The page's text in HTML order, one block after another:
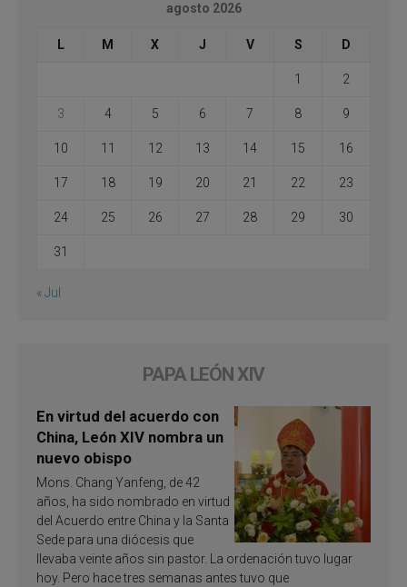
agosto 2026
L M X J V S D
1 2
3 4 5 6 7 8 9
10 11 12 13 14 15 16
17 18 19 20 21 22 23
24 25 26 27 28 29 30
31
« Jul
PAPA LEÓN XIV
En virtud del acuerdo con
China, León XIV nombra un
nuevo obispo
Mons. Chang Yanfeng, de 42
años, ha sido nombrado en virtud
del Acuerdo entre China y la Santa
Sede para una diócesis que
llevaba veinte años sin pastor. La ordenación tuvo lugar
hoy. Pero hace tres semanas antes tuvo que